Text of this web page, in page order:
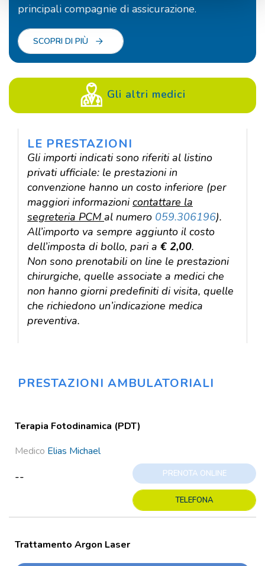
principali compagnie di assicurazione.
SCOPRI DI PIÙ
Gli altri medici
LE PRESTAZIONI
Gli importi indicati sono riferiti al listino
privati ufficiale: le prestazioni in
convenzione hanno un costo inferiore (per
maggiori informazionicontattare la
segreteria PCM al numero 059.306196).
All’importo va sempre aggiunto il costo
dell’imposta di bollo, pari a € 2,00.
Non sono prenotabili on line le prestazioni
chirurgiche, quelle associate a medici che
non hanno giorni predefiniti di visita, quelle
che richiedono un’indicazione medica
preventiva.
PRESTAZIONI AMBULATORIALI
Terapia Fotodinamica (PDT)
Medico Elias Michael
-- PRENOTA ONLINE
TELEFONA
Trattamento Argon Laser